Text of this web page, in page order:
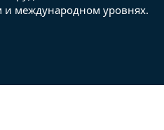
международном уровнях.